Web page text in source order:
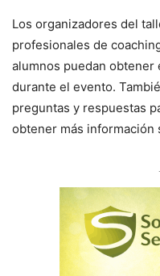
Los organizadores del
profesionales de
alumnos puedan obtener
durante el evento.
preguntas y respuestas
obtener más información